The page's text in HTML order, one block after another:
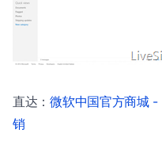
直达：微软中国官方商城
销